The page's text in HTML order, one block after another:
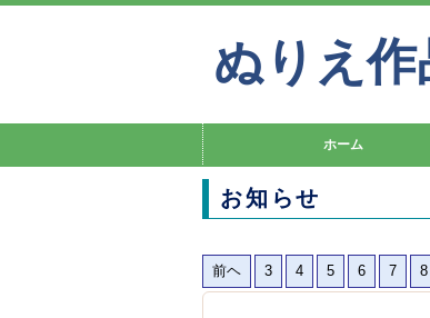
ぬりえ
ホーム
お知らせ
前ヘ 3 4 5 6 7 8